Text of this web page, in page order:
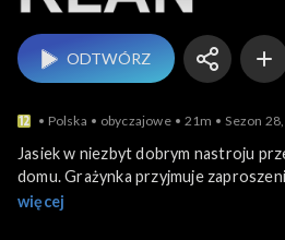
ODTWÓRZ
Polska obyczajowe 21m Sezon
Jasiek w niezbyt dobrym nastroju
domu. Grażynka przyjmuje
koncert, ale upewnia się, czy może
więcej